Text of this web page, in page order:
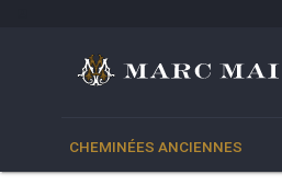
CHEMINÉES ANCIENNES